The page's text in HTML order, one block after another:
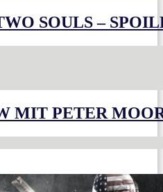
SOULS –
MIT PETER